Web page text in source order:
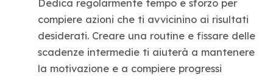
Dedica regolarmente tempo e sforzo per
compiere azioni che ti avvicinino ai risultati
desiderati. Creare una routine e fissare delle
scadenze intermedie ti aiuterà a mantenere
la motivazione e a compiere progressi